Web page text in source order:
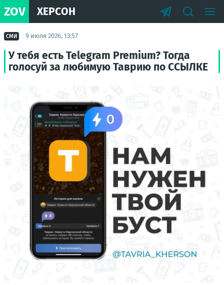
ZOV ХЕРСОН
СМИ 9 июля 2026, 13:57
У тебя есть Telegram Premium? Тогда
голосуй за любимую Таврию по ССЫЛКЕ